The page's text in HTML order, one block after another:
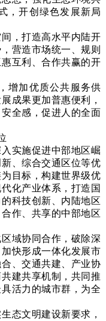
，开创绿色发展新局
，打造高水平内陆开
营造市场统一、规则
互利、合作共赢的开
增加优质公共服务供
成果更加普惠便利，
全感，促进人的全面
实施促进中部地区崛
、综合交通区位等优
目标，构建世界级优
化产业体系，打造国
科技创新、内陆地区
作、共享的中部地区
域协同合作，破除深
快形成一体化发展市
、交通共建、产业协
建共享机制，共同推
活力的城市群，为全
态文明建设新要求，